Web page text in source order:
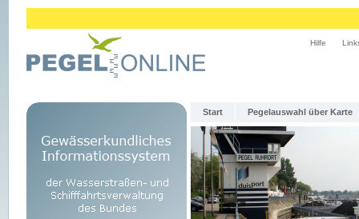
Hilfe
Start Pegelauswahl über Karte